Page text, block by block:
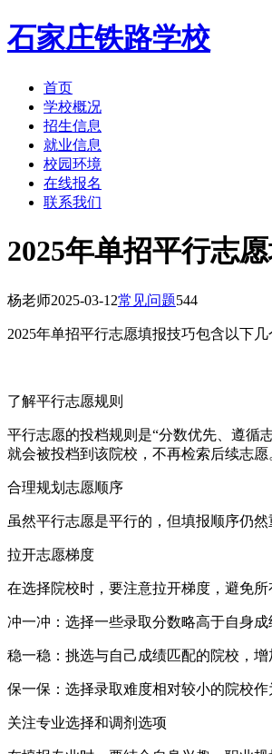
石家庄铁路学校
首页
学校概况
招生信息
就业信息
校园环境
在线报名
联系我们
2025年单招平行志
杨老师2025-03-12常见问题544
2025年单招平行志愿填报技巧包含以下几
了解平行志愿规则
平行志愿的投档规则是“分数优先、遵循
就会被投档到该院校，不再检索后续志愿
合理规划志愿顺序
虽然平行志愿是平行的，但填报顺序仍
拉开志愿梯度
在选择院校时，要注意拉开梯度，避免
冲一冲：选择一些录取分数略高于自身成
稳一稳：挑选与自己成绩匹配的院校，增
保一保：选择录取难度相对较小的院校作
关注专业选择和调剂选项